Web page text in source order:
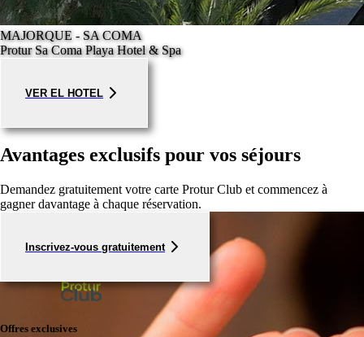
MAJORQUE - SA COMA
Protur Sa Coma Playa Hotel & Spa
VER EL HOTEL
Avantages exclusifs pour vos séjours
Demandez gratuitement votre carte Protur Club et commencez à
gagner davantage à chaque réservation.
Inscrivez-vous gratuitement
Offres exclusives